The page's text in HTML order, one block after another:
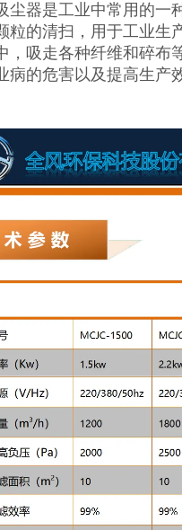
尘器是工业中常用的一
粒的清扫，用于工业生
，吸走各种纤维和碎布
病的危害以及提高生产